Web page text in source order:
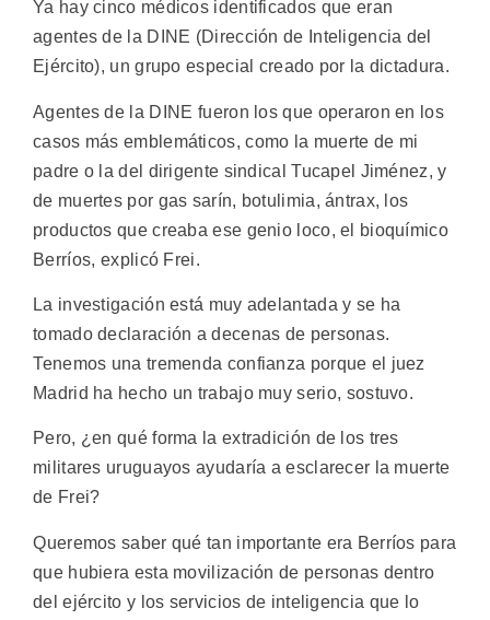
Ya hay cinco médicos identificados que eran
agentes de la DINE (Dirección de Inteligencia del
Ejército), un grupo especial creado por la dictadura.
Agentes de la DINE fueron los que operaron en los
casos más emblemáticos, como la muerte de mi
padre o la del dirigente sindical Tucapel Jiménez, y
de muertes por gas sarín, botulimia, ántrax, los
productos que creaba ese genio loco, el bioquímico
Berríos, explicó Frei.
La investigación está muy adelantada y se ha
tomado declaración a decenas de personas.
Tenemos una tremenda confianza porque el juez
Madrid ha hecho un trabajo muy serio, sostuvo.
Pero, ¿en qué forma la extradición de los tres
militares uruguayos ayudaría a esclarecer la muerte
de Frei?
Queremos saber qué tan importante era Berríos para
que hubiera esta movilización de personas dentro
del ejército y los servicios de inteligencia que lo